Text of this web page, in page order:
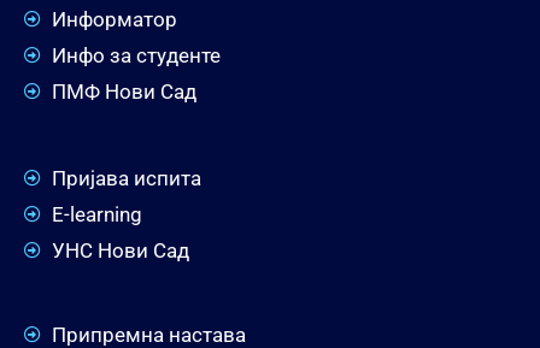
Информатор
Инфо за студенте
ПМФ Нови Сад
Пријава испита
E-learning
УНС Нови Сад
Припремна настава